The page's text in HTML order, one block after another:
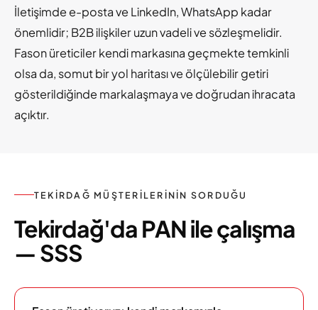
İletişimde e-posta ve LinkedIn, WhatsApp kadar
önemlidir; B2B ilişkiler uzun vadeli ve sözleşmelidir.
Fason üreticiler kendi markasına geçmekte temkinli
olsa da, somut bir yol haritası ve ölçülebilir getiri
gösterildiğinde markalaşmaya ve doğrudan ihracata
açıktır.
TEKIRDAĞ MÜŞTERILERININ SORDUĞU
Tekirdağ'da PAN ile çalışma
— SSS